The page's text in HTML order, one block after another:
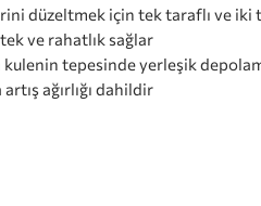
düzeltmek için tek taraflı ve iki
ve rahatlık sağlar
kulenin tepesinde yerleşik
artış ağırlığı dahildir